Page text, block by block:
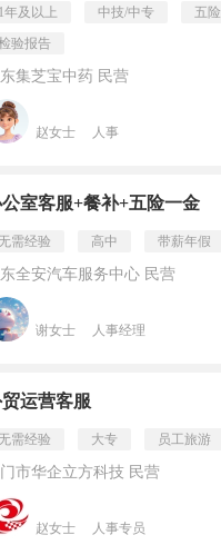
年及以上 中技/中专 五险
验报告
集芝宝中药 民营
赵女士 人事
室客服+餐补+五险一金
需经验 高中 带薪年假
全安汽车服务中心 民营
谢女士 人事经理
运营客服
需经验 大专 员工旅游
市华企立方科技 民营
赵女士 人事专员